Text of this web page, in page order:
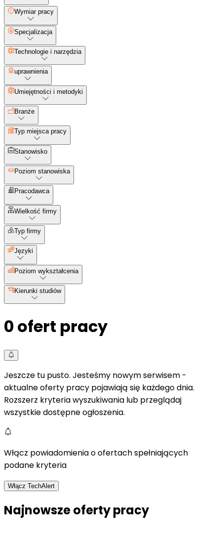
Wymiar pracy
Specjalizacja
Technologie i narzędzia
uprawnienia
Umiejętności i metodyki
Branże
Typ miejsca pracy
Stanowisko
Poziom stanowiska
Pracodawca
Wielkość firmy
Typ firmy
Języki
Poziom wykształcenia
Kierunki studiów
0 ofert pracy
Jeszcze tu pusto. Jesteśmy nowym serwisem -
aktualne oferty pracy pojawiają się każdego dnia.
Rozszerz kryteria wyszukiwania lub przeglądaj
wszystkie dostępne ogłoszenia.
Włącz powiadomienia o ofertach spełniających
podane kryteria
Włącz TechAlert
Najnowsze oferty pracy